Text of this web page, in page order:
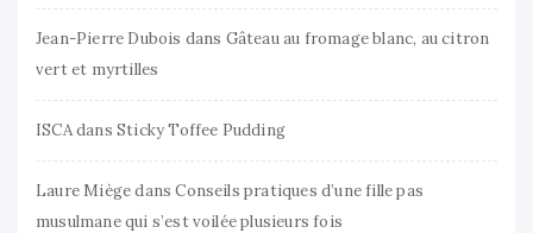
Jean-Pierre Dubois dans Gâteau au fromage blanc, au citron
vert et myrtilles
ISCAdans Sticky Toffee Pudding
Laure MiègedansConseils pratiques d’une fille pas
musulmane qui s’est voilée plusieurs fois